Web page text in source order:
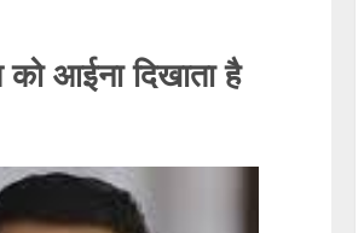
आईना दिखाता है